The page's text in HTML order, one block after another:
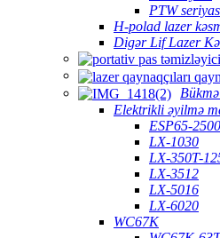
PTW
H-polad lazer
Digər Lif Lazer
Bükmə
Elektrikli əyilmə
ESP65-2500
LX-1030
LX-350T-
LX-3512
LX-5016
LX-6020
WC67K